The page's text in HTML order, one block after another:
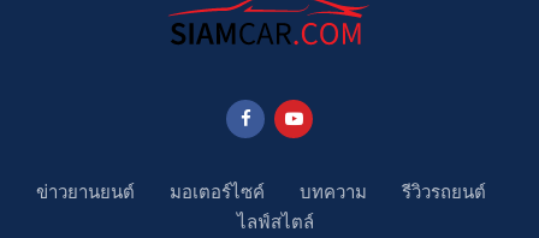
ข่าวยานยนต์ มอเตอร์ไซค์ บทความ
รีวิวรถยนต์
ไลฟ์สไตล์